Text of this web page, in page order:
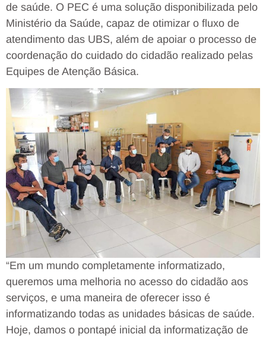
de saúde. O PEC é uma solução disponibilizada pelo
Ministério da Saúde, capaz de otimizar o fluxo de
atendimento das UBS, além de apoiar o processo de
coordenação do cuidado do cidadão realizado pelas
Equipes de Atenção Básica.
“Em um mundo completamente informatizado,
queremos uma melhoria no acesso do cidadão aos
serviços, e uma maneira de oferecer isso é
informatizando todas as unidades básicas de saúde.
Hoje, damos o pontapé inicial da informatização de